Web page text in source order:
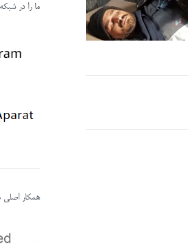
ما را در
همکار اصلی